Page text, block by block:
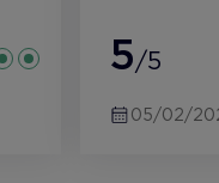
5/5
05/02/